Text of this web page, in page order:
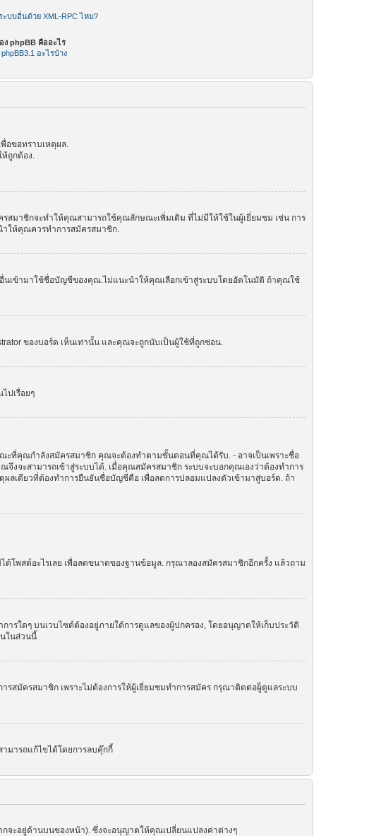
ะบบอื่นด้วย XML-RPC ไหม?
ง phpBB คืออะไร
อะไรบ้าง
อขอทราบเหตุผล.
ถูกต้อง.
สมาชิกจะทำให้คุณสามารถใช้คุณลักษณะเพิ่มเติม ที่ไม่มีให้ใช้ในผู้เยี่ยมชม เช่น การ
ำให้คุณควรทำการสมัครสมาชิก.
นเข้ามาใช้ชื่อบัญชีของคุณ.ไม่แนะนำให้คุณเลือกเข้าสู่ระบบโดยอัตโนมัติ ถ้าคุณใช้
ของบอร์ด เห็นเท่านั้น และคุณจะถูกนับเป็นผู้ใช้ที่ถูกซ่อน.
ปเรื่อยๆ
ะที่คุณกำลังสมัครสมาชิก คุณจะต้องทำตามขั้นตอนที่คุณได้รับ. - อาจเป็นเพราะชื่อ
จะสามารถเข้าสู่ระบบได้. เมื่อคุณสมัครสมาชิก ระบบจะบอกคุณเองว่าต้องทำการ
เดียวที่ต้องทำการยืนยันชื่อบัญชีคือ เพื่อลดการปลอมแปลงตัวเข้ามาสู่บอร์ด. ถ้า
โพสต์อะไรเลย เพื่อลดขนาดของฐานข้อมูล. กรุณาลองสมัครสมาชิกอีกครั้ง แล้วถาม
ารใดๆ บนเวบไซต์ต้องอยู่ภายใต้การดูแลของผู้ปกครอง, โดยอนุญาตให้เก็บประวัติ
ในส่วนนี้
รสมัครสมาชิก เพราะไม่ต้องการให้ผู้เยี่ยมชมทำการสมัคร กรุณาติดต่อผู็ดูแลระบบ
มารถแก้ไขได้โดยการลบคุ๊กกี้
จะอยู่ด้านบนของหน้า). ซึ่งจะอนุญาตให้คุณเปลี่ยนแปลงค่าต่างๆ